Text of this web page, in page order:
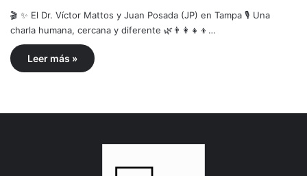
🎬 ✨ El Dr. Víctor Mattos y Juan Posada (JP) en Tampa 🎙️ Una
charla humana, cercana y diferente 🌿👨‍👩‍👧‍👦…
Leer más »